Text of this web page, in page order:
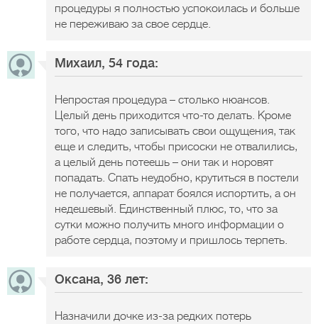
процедуры я полностью успокоилась и больше
не переживаю за свое сердце.
Михаил, 54 года:
Непростая процедура – столько нюансов.
Целый день приходится что-то делать. Кроме
того, что надо записывать свои ощущения, так
еще и следить, чтобы присоски не отвалились,
а целый день потеешь – они так и норовят
попадать. Спать неудобно, крутиться в постели
не получается, аппарат боялся испортить, а он
недешевый. Единственный плюс, то, что за
сутки можно получить много информации о
работе сердца, поэтому и пришлось терпеть.
Оксана, 36 лет:
Назначили дочке из-за редких потерь